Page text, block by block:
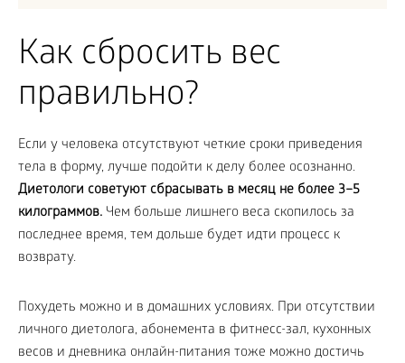
Как сбросить вес
правильно?
Если у человека отсутствуют четкие сроки приведения
тела в форму, лучше подойти к делу более осознанно.
Диетологи советуют сбрасывать в месяц не более 3–5
килограммов. Чем больше лишнего веса скопилось за
последнее время, тем дольше будет идти процесс к
возврату.
Похудеть можно и в домашних условиях. При отсутствии
личного диетолога, абонемента в фитнесс-зал, кухонных
весов и дневника онлайн-питания тоже можно достичь